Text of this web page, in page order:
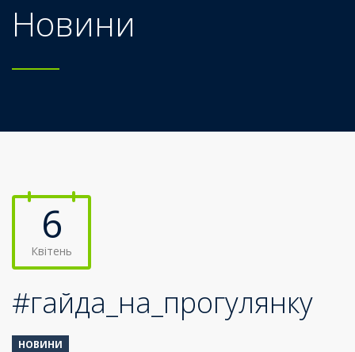
Новини
6
Квітень
#гайда_на_прогулянку
НОВИНИ